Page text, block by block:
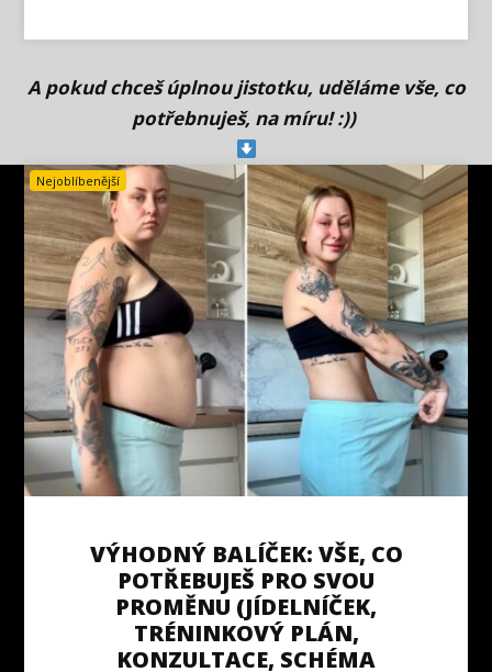
A pokud chceš úplnou jistotku, uděláme vše, co
potřebnuješ, na míru! :))
Nejoblíbenější
VÝHODNÝ BALÍČEK: VŠE, CO
POTŘEBUJEŠ PRO SVOU
PROMĚNU (JÍDELNÍČEK,
TRÉNINKOVÝ PLÁN,
KONZULTACE, SCHÉMA